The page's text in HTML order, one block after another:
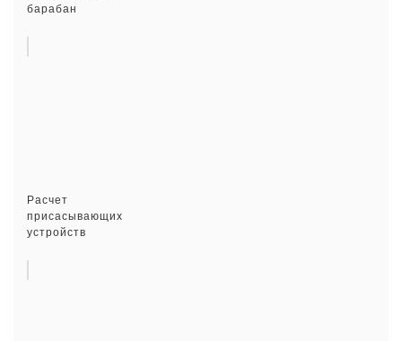
барабан
Расчет
присасывающих
устройств